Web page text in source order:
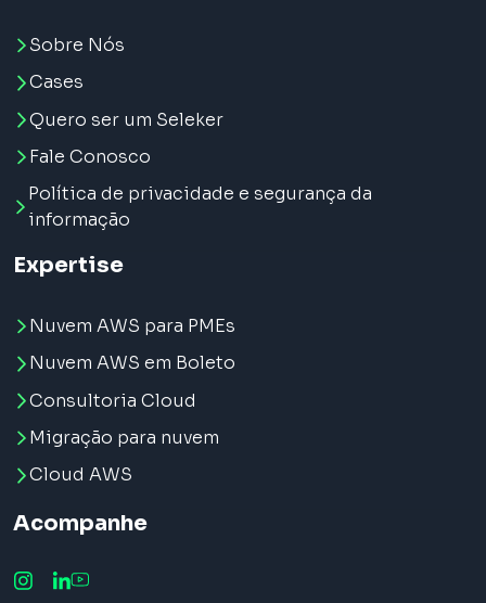
Sobre Nós
Cases
Quero ser um Seleker
Fale Conosco
Política de privacidade e segurança da
informação
Expertise
Nuvem AWS para PMEs
Nuvem AWS em Boleto
Consultoria Cloud
Migração para nuvem
Cloud AWS
Acompanhe